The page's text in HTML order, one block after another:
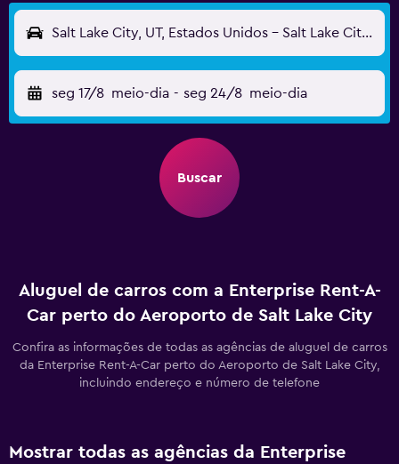
Salt Lake City, UT, Estados Unidos - Salt Lake City (SLC)
seg 17/8 meio-dia - seg 24/8 meio-dia
Buscar
Aluguel de carros com a Enterprise Rent-A-
Car perto do Aeroporto de Salt Lake City
Confira as informações de todas as agências de aluguel de carros
da Enterprise Rent-A-Car perto do Aeroporto de Salt Lake City,
incluindo endereço e número de telefone
Mostrar todas as agências da Enterprise